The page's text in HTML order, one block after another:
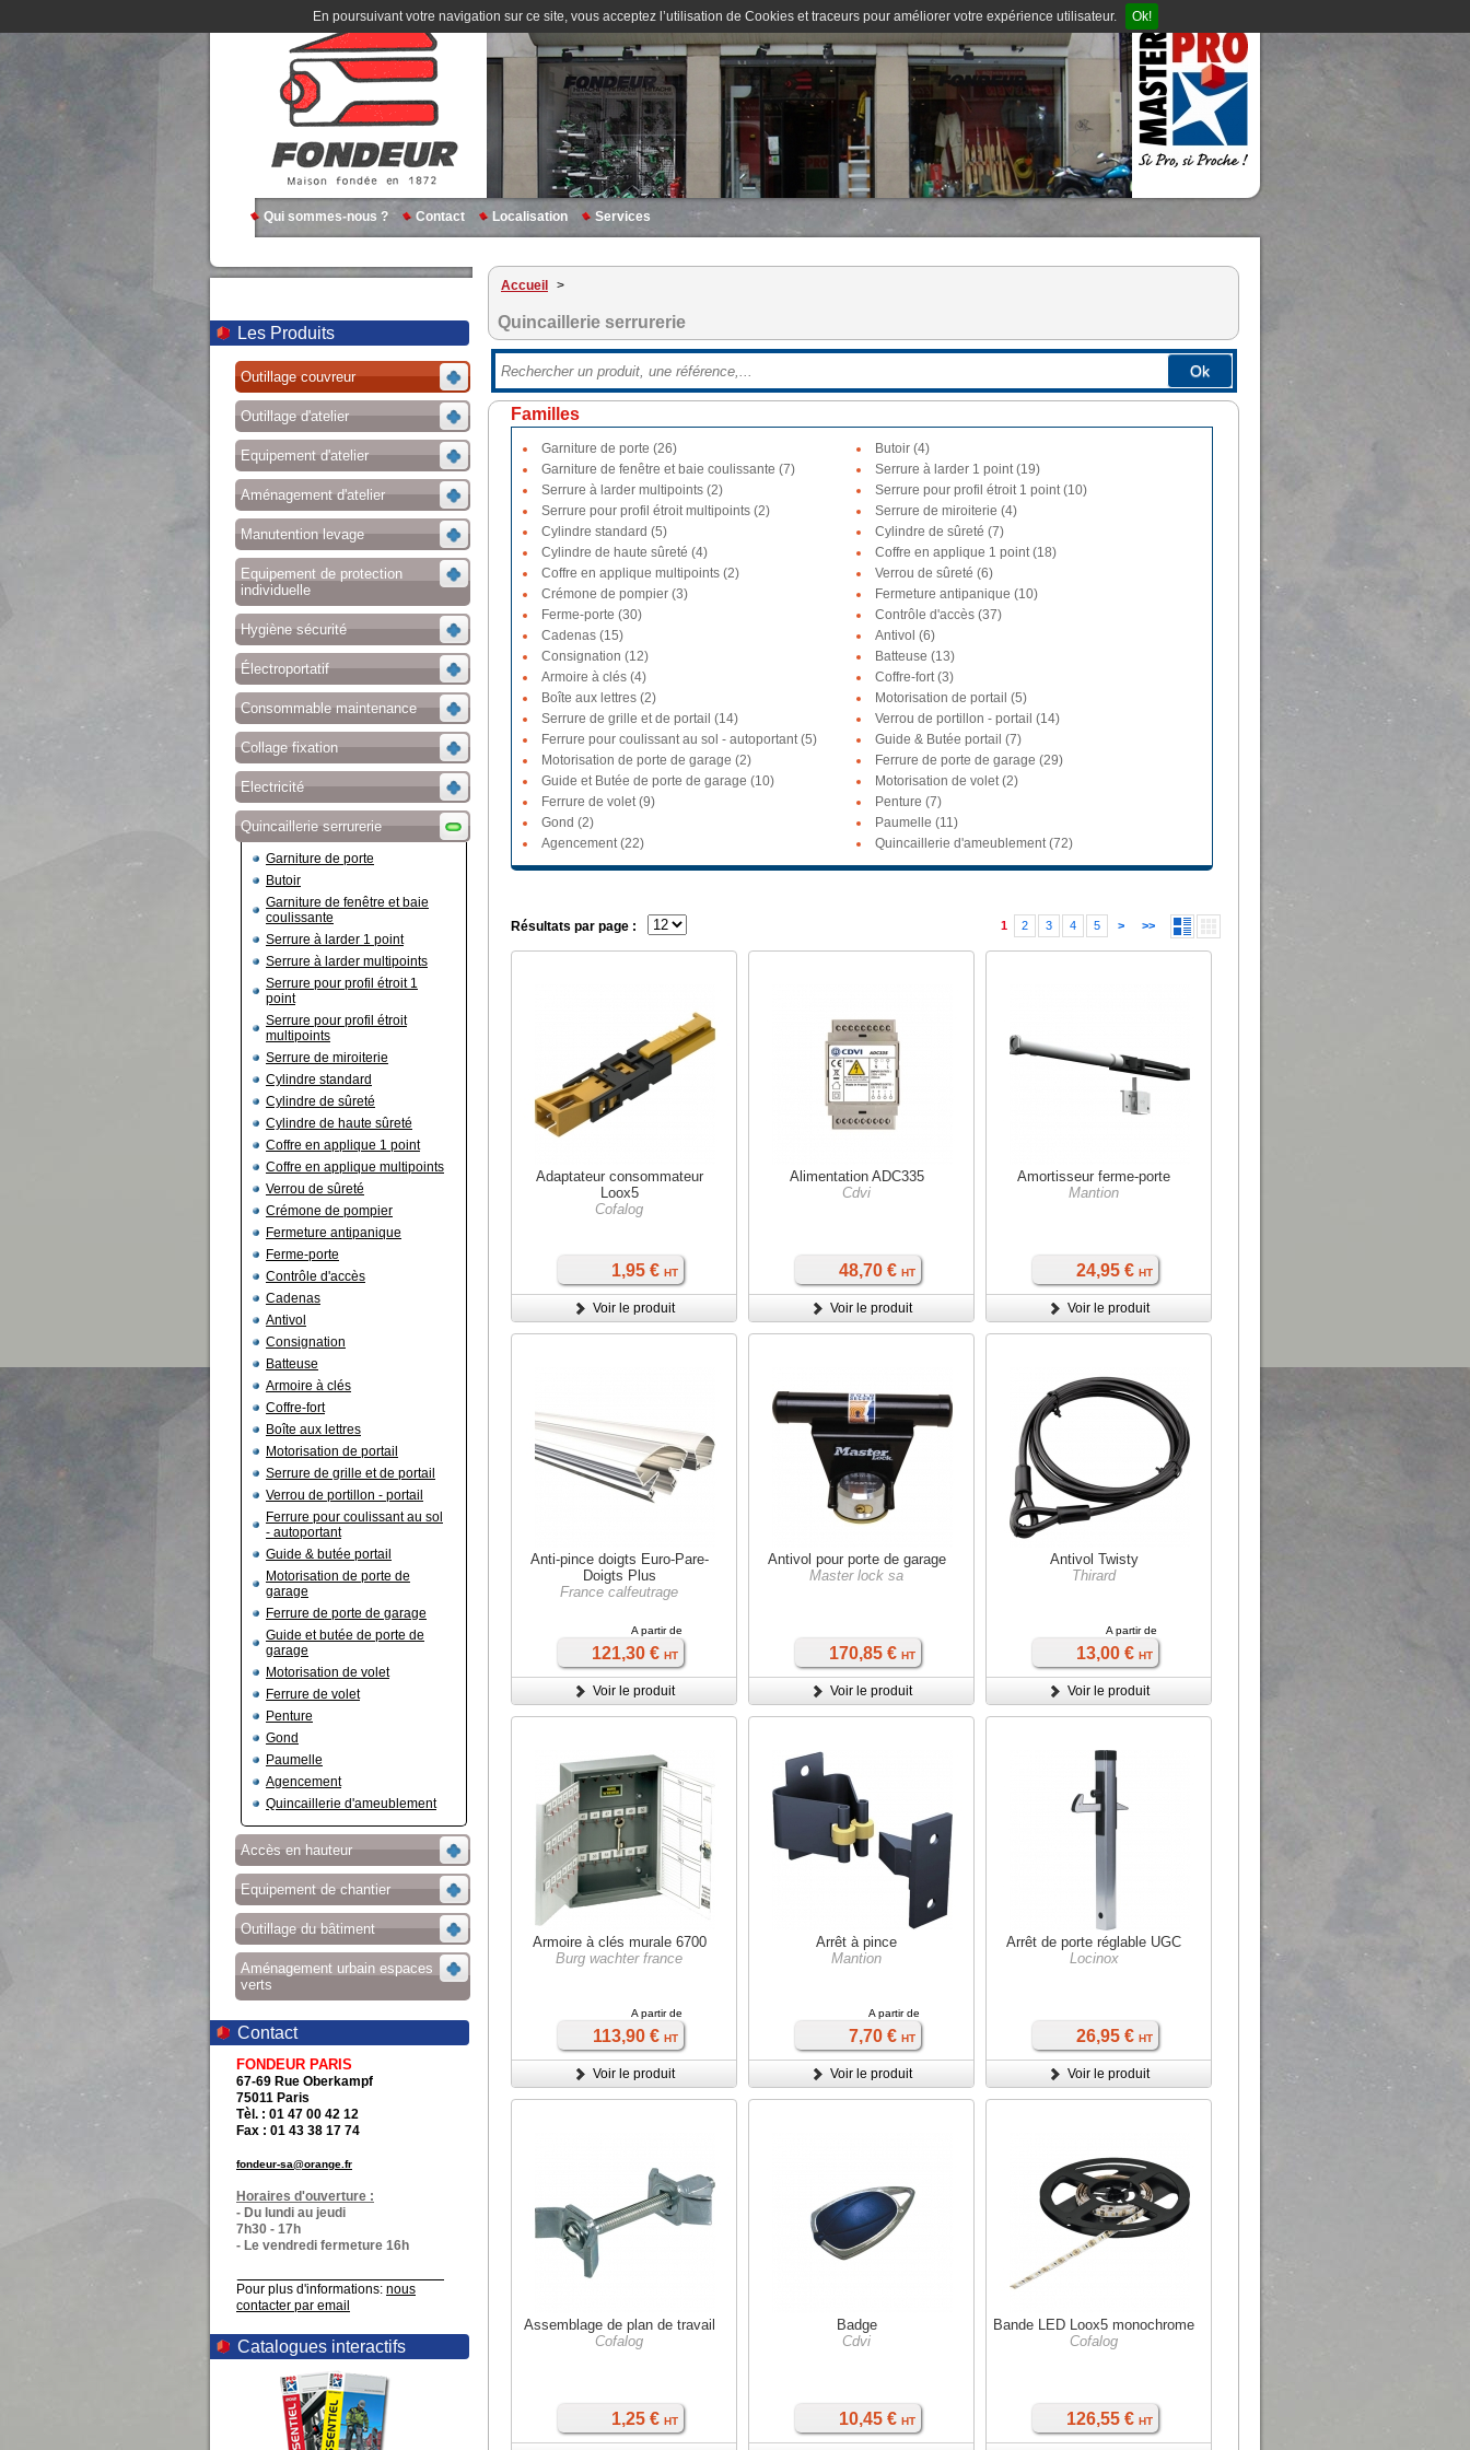
En poursuivant votre navigation sur ce site, vous acceptez l’utilisation de Cookies et traceurs pour améliorer votre expérience utilisateur. Ok!
Qui sommes-nous ? Contact Localisation Services
Les Produits
Outillage couvreur
Outillage d'atelier
Equipement d'atelier
Aménagement d'atelier
Manutention levage
Equipement de protection
individuelle
Hygiène sécurité
Électroportatif
Consommable maintenance
Collage fixation
Electricité
Quincaillerie serrurerie
Garniture de porte
Butoir
Garniture de fenêtre et baie
coulissante
Serrure à larder 1 point
Serrure à larder multipoints
Serrure pour profil étroit 1
point
Serrure pour profil étroit
multipoints
Serrure de miroiterie
Cylindre standard
Cylindre de sûreté
Cylindre de haute sûreté
Coffre en applique 1 point
Coffre en applique multipoints
Verrou de sûreté
Crémone de pompier
Fermeture antipanique
Ferme-porte
Contrôle d'accès
Cadenas
Antivol
Consignation
Batteuse
Armoire à clés
Coffre-fort
Boîte aux lettres
Motorisation de portail
Serrure de grille et de portail
Verrou de portillon - portail
Ferrure pour coulissant au sol
- autoportant
Guide & butée portail
Motorisation de porte de
garage
Ferrure de porte de garage
Guide et butée de porte de
garage
Motorisation de volet
Ferrure de volet
Penture
Gond
Paumelle
Agencement
Quincaillerie d'ameublement
Accès en hauteur
Equipement de chantier
Outillage du bâtiment
Aménagement urbain espaces
verts
Contact
FONDEUR PARIS
67-69 Rue Oberkampf
75011 Paris
Tèl. : 01 47 00 42 12
Fax : 01 43 38 17 74
fondeur-sa@orange.fr
Horaires d'ouverture :
- Du lundi au jeudi
7h30 - 17h
- Le vendredi fermeture 16h
Pour plus d'informations: nous
contacter par email
Catalogues interactifs
Accueil >
Quincaillerie serrurerie
Ok
Familles
Garniture de porte (26)
Butoir (4)
Garniture de fenêtre et baie coulissante (7)
Serrure à larder 1 point (19)
Serrure à larder multipoints (2)
Serrure pour profil étroit 1 point (10)
Serrure pour profil étroit multipoints (2)
Serrure de miroiterie (4)
Cylindre standard (5)
Cylindre de sûreté (7)
Cylindre de haute sûreté (4)
Coffre en applique 1 point (18)
Coffre en applique multipoints (2)
Verrou de sûreté (6)
Crémone de pompier (3)
Fermeture antipanique (10)
Ferme-porte (30)
Contrôle d'accès (37)
Cadenas (15)
Antivol (6)
Consignation (12)
Batteuse (13)
Armoire à clés (4)
Coffre-fort (3)
Boîte aux lettres (2)
Motorisation de portail (5)
Serrure de grille et de portail (14)
Verrou de portillon - portail (14)
Ferrure pour coulissant au sol - autoportant (5)
Guide & Butée portail (7)
Motorisation de porte de garage (2)
Ferrure de porte de garage (29)
Guide et Butée de porte de garage (10)
Motorisation de volet (2)
Ferrure de volet (9)
Penture (7)
Gond (2)
Paumelle (11)
Agencement (22)
Quincaillerie d'ameublement (72)
Résultats par page : 1 2 3 4 5 > >>
Adaptateur consommateur
Loox5
Cofalog
1,95 € HT
Voir le produit
Alimentation ADC335
Cdvi
48,70 € HT
Voir le produit
Amortisseur ferme-porte
Mantion
24,95 € HT
Voir le produit
Anti-pince doigts Euro-Pare-
Doigts Plus
France calfeutrage
A partir de
121,30 € HT
Voir le produit
Antivol pour porte de garage
Master lock sa
170,85 € HT
Voir le produit
Antivol Twisty
Thirard
A partir de
13,00 € HT
Voir le produit
Armoire à clés murale 6700
Burg wachter france
A partir de
113,90 € HT
Voir le produit
Arrêt à pince
Mantion
A partir de
7,70 € HT
Voir le produit
Arrêt de porte réglable UGC
Locinox
26,95 € HT
Voir le produit
Assemblage de plan de travail
Cofalog
1,25 € HT
Badge
Cdvi
10,45 € HT
Bande LED Loox5 monochrome
Cofalog
126,55 € HT